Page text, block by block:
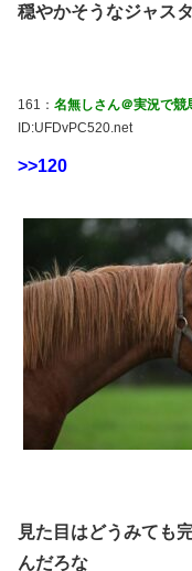
穏やかそうなジャス
161： 名無しさん＠実況で競
ID:UFDvPC520.net
>>120
見た目はどうみても
んだろな